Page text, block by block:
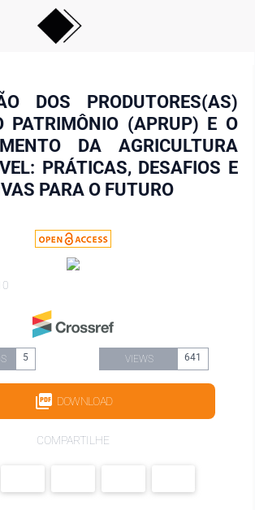
DOS PRODUTORES(AS)
PATRIMÔNIO (APRUP) E O
DA AGRICULTURA
PRÁTICAS, DESAFIOS E
PARA O FUTURO
5 VIEWS 641
DOWNLOAD
COMPARTILHE